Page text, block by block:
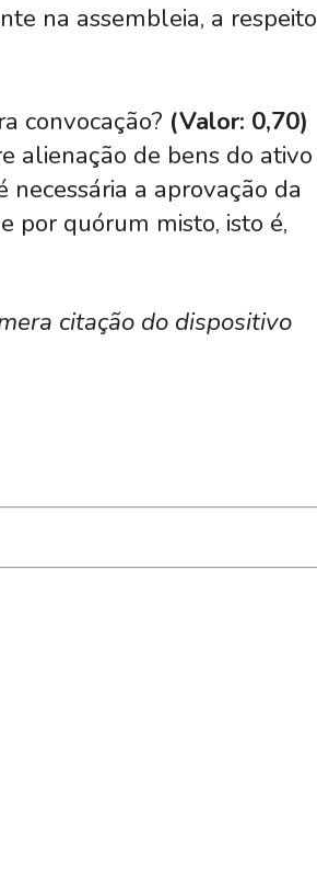
na assembleia, a respeito
convocação? (Valor: 0,70)
alienação de bens do ativo
a aprovação da
por quórum misto, isto é,
citação do dispositivo